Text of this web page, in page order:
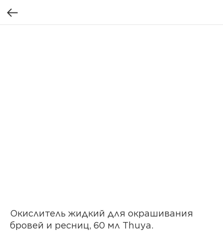
Окислитель жидкий для окрашивания
бровей и ресниц, 60 мл Thuya.